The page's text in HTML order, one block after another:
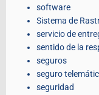
software
Sistema de
servicio de
sentido de la
seguros
seguro
seguridad